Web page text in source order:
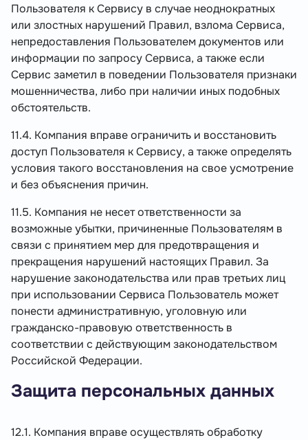
Пользователя к Сервису в случае неоднократных
или злостных нарушений Правил, взлома Сервиса,
непредоставления Пользователем документов или
информации по запросу Сервиса, а также если
Сервис заметил в поведении Пользователя признаки
мошенничества, либо при наличии иных подобных
обстоятельств.
11.4. Компания вправе ограничить и восстановить
доступ Пользователя к Сервису, а также определять
условия такого восстановления на свое усмотрение
и без объяснения причин.
11.5. Компания не несет ответственности за
возможные убытки, причиненные Пользователям в
связи с принятием мер для предотвращения и
прекращения нарушений настоящих Правил. За
нарушение законодательства или прав третьих лиц
при использовании Сервиса Пользователь может
понести административную, уголовную или
гражданско-правовую ответственность в
соответствии с действующим законодательством
Российской Федерации.
Защита персональных данных
12.1. Компания вправе осуществлять обработку